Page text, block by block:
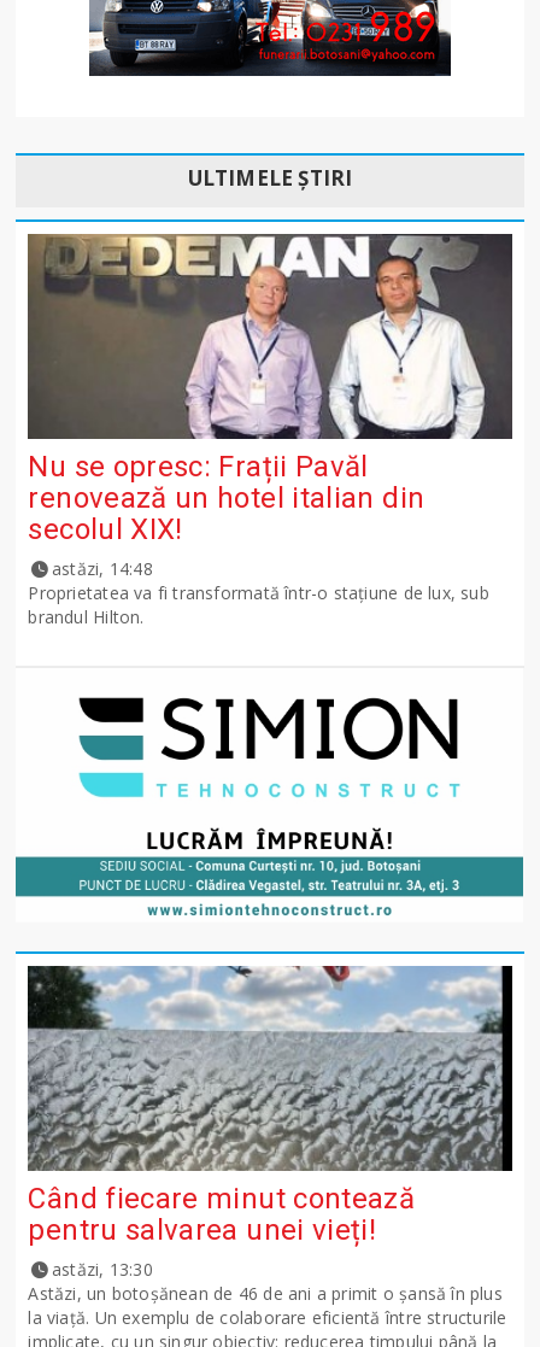
ULTIMELE ȘTIRI
Nu se opresc: Frații Pavăl
renovează un hotel italian din
secolul XIX!
astăzi, 14:48
Proprietatea va fi transformată într-o stațiune de lux, sub
brandul Hilton.
Când fiecare minut contează
pentru salvarea unei vieți!
astăzi, 13:30
Astăzi, un botoșănean de 46 de ani a primit o șansă în plus
la viață. Un exemplu de colaborare eficientă între structurile
implicate, cu un singur obiectiv: reducerea timpului până la